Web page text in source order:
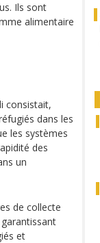
Ils sont
alimentaire
consistait,
dans les
les systèmes
des
un
de collecte
et